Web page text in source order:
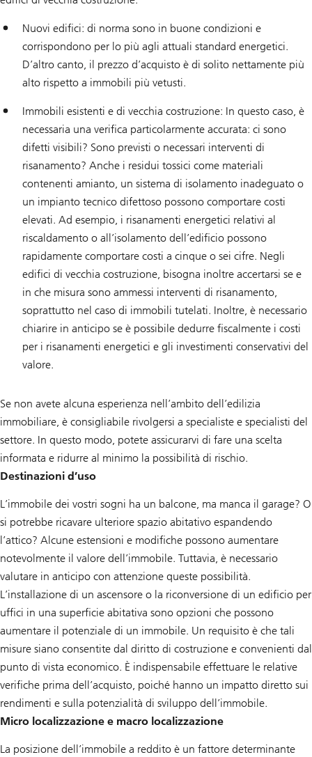
Nuovi edifici: di norma sono in buone condizioni e
corrispondono per lo più agli attuali standard energetici.
D’altro canto, il prezzo d’acquisto è di solito nettamente più
alto rispetto a immobili più vetusti.
Immobili esistenti e di vecchia costruzione: In questo caso, è
necessaria una verifica particolarmente accurata: ci sono
difetti visibili? Sono previsti o necessari interventi di
risanamento? Anche i residui tossici come materiali
contenenti amianto, un sistema di isolamento inadeguato o
un impianto tecnico difettoso possono comportare costi
elevati. Ad esempio, i risanamenti energetici relativi al
riscaldamento o all’isolamento dell’edificio possono
rapidamente comportare costi a cinque o sei cifre. Negli
edifici di vecchia costruzione, bisogna inoltre accertarsi se e
in che misura sono ammessi interventi di risanamento,
soprattutto nel caso di immobili tutelati. Inoltre, è necessario
chiarire in anticipo se è possibile dedurre fiscalmente i costi
per i risanamenti energetici e gli investimenti conservativi del
valore.
Se non avete alcuna esperienza nell’ambito dell’edilizia
immobiliare, è consigliabile rivolgersi a specialiste e specialisti del
settore. In questo modo, potete assicurarvi di fare una scelta
informata e ridurre al minimo la possibilità di rischio.
Destinazioni d’uso
L’immobile dei vostri sogni ha un balcone, ma manca il garage? O
si potrebbe ricavare ulteriore spazio abitativo espandendo
l’attico? Alcune estensioni e modifiche possono aumentare
notevolmente il valore dell’immobile. Tuttavia, è necessario
valutare in anticipo con attenzione queste possibilità.
L’installazione di un ascensore o la riconversione di un edificio per
uffici in una superficie abitativa sono opzioni che possono
aumentare il potenziale di un immobile. Un requisito è che tali
misure siano consentite dal diritto di costruzione e convenienti dal
punto di vista economico. È indispensabile effettuare le relative
verifiche prima dell’acquisto, poiché hanno un impatto diretto sui
rendimenti e sulla potenzialità di sviluppo dell’immobile.
Micro localizzazione e macro localizzazione
La posizione dell’immobile a reddito è un fattore determinante